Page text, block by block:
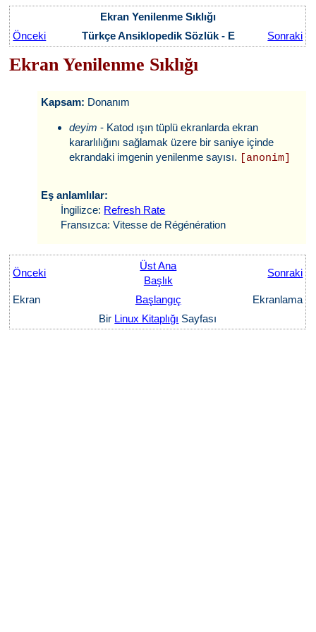
Ekran Yenilenme Sıklığı
Önceki
Türkçe Ansiklopedik Sözlük - E Sonraki
Ekran Yenilenme Sıklığı
Kapsam: Donanım
deyim - Katod ışın tüplü ekranlarda ekran
kararlılığını sağlamak üzere bir saniye içinde
ekrandaki imgenin yenilenme sayısı.
[anonim]
Eş anlamlılar:
İngilizce: Refresh Rate
Fransızca: Vitesse de Régénération
Önceki
Üst Ana
Başlık
Sonraki
Ekran Başlangıç
Ekranlama
Bir Linux Kitaplığı Sayfası